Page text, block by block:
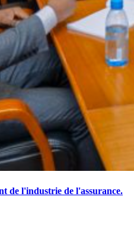
de l'industrie de l'assurance.